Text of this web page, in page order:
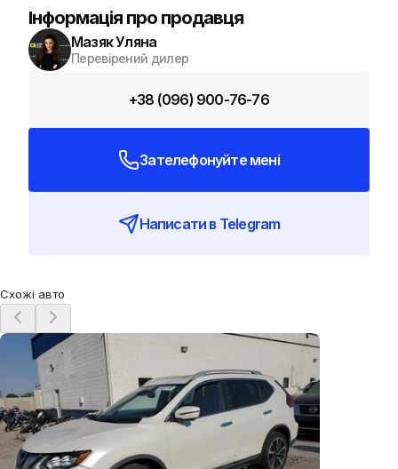
Інформація про продавця
Мазяк Уляна
Перевірений дилер
+38 (096) 900-76-76
Зателефонуйте мені
Написати в Telegram
Схожі авто